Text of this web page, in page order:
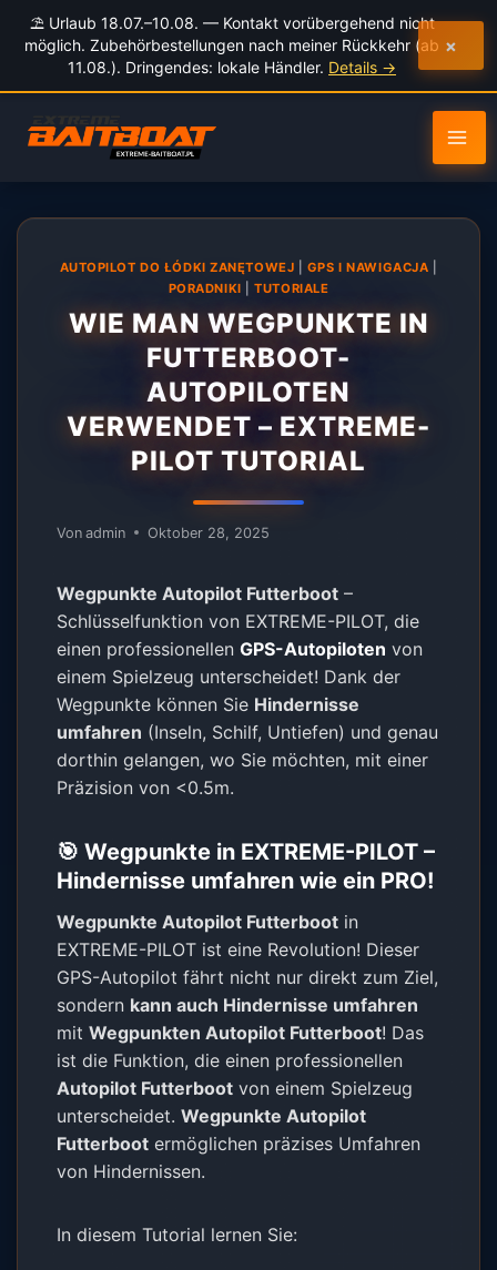
⛱️ Urlaub 18.07.–10.08. — Kontakt vorübergehend nicht
möglich. Zubehörbestellungen nach meiner Rückkehr (ab
11.08.). Dringendes: lokale Händler. Details →
×
Inhalt
springen
AUTOPILOT DO ŁÓDKI ZANĘTOWEJ GPS I NAWIGACJA
PORADNIKI |TUTORIALE
WIE MAN WEGPUNKTE IN
FUTTERBOOT-
AUTOPILOTEN
VERWENDET – EXTREME-
PILOT TUTORIAL
Von admin Oktober 28, 2025
Wegpunkte Autopilot Futterboot –
Schlüsselfunktion von EXTREME-PILOT, die
einen professionellenGPS-Autopiloten von
einem Spielzeug unterscheidet! Dank der
Wegpunkte können Sie Hindernisse
umfahren (Inseln, Schilf, Untiefen) und genau
dorthin gelangen, wo Sie möchten, mit einer
Präzision von <0.5m.
🎯 Wegpunkte in EXTREME-PILOT –
Hindernisse umfahren wie ein PRO!
Wegpunkte Autopilot Futterboot in
EXTREME-PILOT ist eine Revolution! Dieser
GPS-Autopilot fährt nicht nur direkt zum Ziel,
sondern kann auch Hindernisse umfahren
mitWegpunkten Autopilot Futterboot! Das
ist die Funktion, die einen professionellen
Autopilot Futterboot von einem Spielzeug
unterscheidet.Wegpunkte Autopilot
Futterboot ermöglichen präzises Umfahren
von Hindernissen.
In diesem Tutorial lernen Sie: